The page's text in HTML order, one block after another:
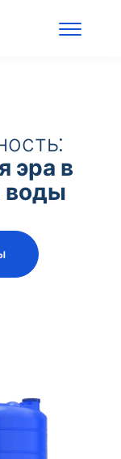
эра в
воды